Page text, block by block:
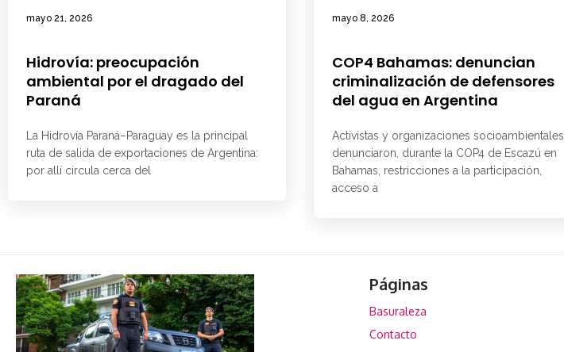
mayo 21, 2026
Hidrovía: preocupación
ambiental por el dragado del
Paraná
La Hidrovía Paraná–Paraguay es la principal
ruta de salida de exportaciones de Argentina:
por allí circula cerca del
mayo 8, 2026
COP4 Bahamas: denuncian
criminalización de defensores
del agua en Argentina
Activistas y organizaciones socioambientales
denunciaron, durante la COP4 de Escazú en
Bahamas, restricciones a la participación,
acceso a
Páginas
Basuraleza
Contacto